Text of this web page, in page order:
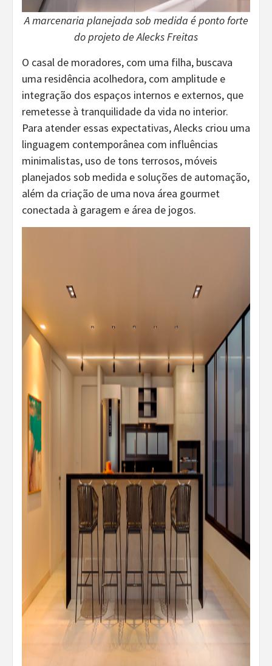
A marcenaria planejada sob medida é ponto forte
do projeto de Alecks Freitas
O casal de moradores, com uma filha, buscava
uma residência acolhedora, com amplitude e
integração dos espaços internos e externos, que
remetesse à tranquilidade da vida no interior.
Para atender essas expectativas, Alecks criou uma
linguagem contemporânea com influências
minimalistas, uso de tons terrosos, móveis
planejados sob medida e soluções de automação,
além da criação de uma nova área gourmet
conectada à garagem e área de jogos.